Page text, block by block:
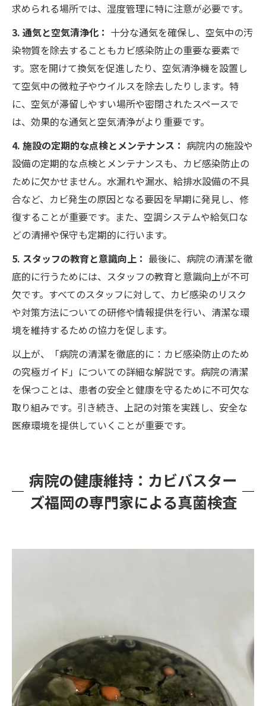
求められる場所では、湿度管理に特に注意が必要です。
3. 通気と空気清浄化： 十分な通気を確保し、空気中の汚
染物質を除去することもカビ感染防止の重要な要素で
す。窓を開けて換気を促進したり、空気清浄機を設置し
て空気中の微粒子やウイルスを除去したりします。特
に、空気が滞留しやすい場所や密閉されたスペースで
は、効果的な通気と空気清浄がより重要です。
4. 施設の定期的な点検とメンテナンス： 病院内の施設や
設備の定期的な点検とメンテナンスも、カビ感染防止の
ために欠かせません。水漏れや漏水、給排水設備の不具
合など、カビ発生の原因となる要因を早期に発見し、修
復することが重要です。また、空調システムや給気口な
どの清掃や保守も定期的に行います。
5. スタッフの教育と意識向上： 最後に、病院の清潔を徹
底的に行うためには、スタッフの教育と意識向上が不可
欠です。すべてのスタッフに対して、カビ感染のリスク
や対策方法についての研修や情報提供を行い、清潔な環
境を維持するための協力を促します。
以上が、「病院の清潔を徹底的に：カビ感染防止のため
の究極ガイド」についての詳細な解説です。病院の清潔
を保つことは、患者の安全と健康を守るために不可欠な
取り組みです。引き続き、上記の対策を実践し、安全な
医療環境を提供していくことが重要です。
病院の健康維持：カビバスター
ズ福岡の専門家による真菌検査